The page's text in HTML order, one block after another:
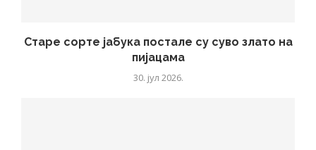
Старе сорте јабука постале су суво злато на
пијацама
30. јул 2026.